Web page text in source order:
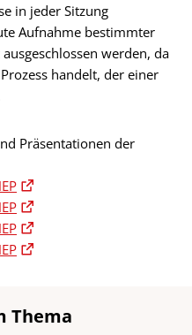
in jeder Sitzung
Aufnahme bestimmter
werden, da
handelt, der einer
Präsentationen der
Thema